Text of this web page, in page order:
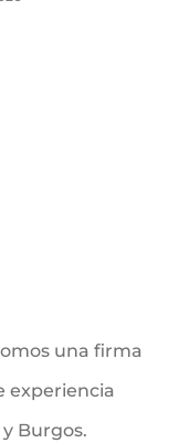
una firma
experiencia
Burgos.